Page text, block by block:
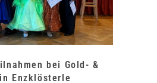
bei Gold- &
Enzklösterle